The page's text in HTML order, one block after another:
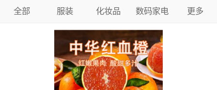
全部 服装 化妆品 数码家电 更多